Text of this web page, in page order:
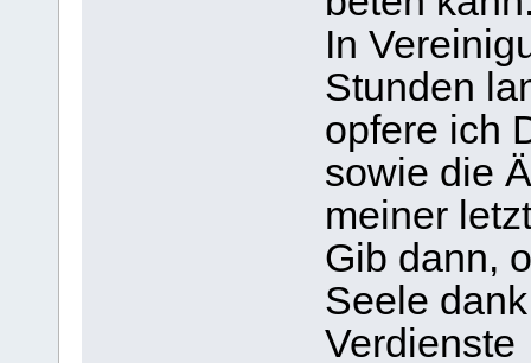
In
Stunden
opfere ich
sowie die
meiner
Gib dann,
Seele
Verdienste